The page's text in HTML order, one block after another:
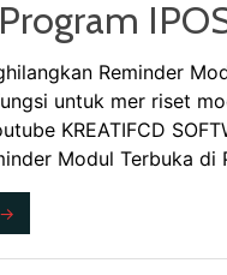
Reminder
untuk mer riset
KREATIFCD
Modul Terbuka di
→